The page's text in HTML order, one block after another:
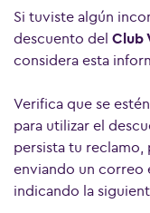
Si tuviste algún
descuento del Club
considera esta
Verifica que se
para utilizar el
persista tu reclamo,
enviando un correo
indicando la